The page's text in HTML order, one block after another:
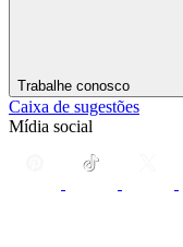
Trabalhe conosco
Caixa de sugestões
Mídia social